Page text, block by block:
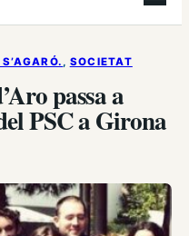
Obre
el
, SOCIETAT
passa a
PSC a Girona